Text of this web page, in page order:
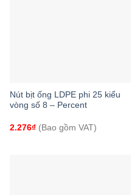
Nút bịt ống LDPE phi 25 kiểu
vòng số 8 – Percent
2.276₫(Bao gồm VAT)